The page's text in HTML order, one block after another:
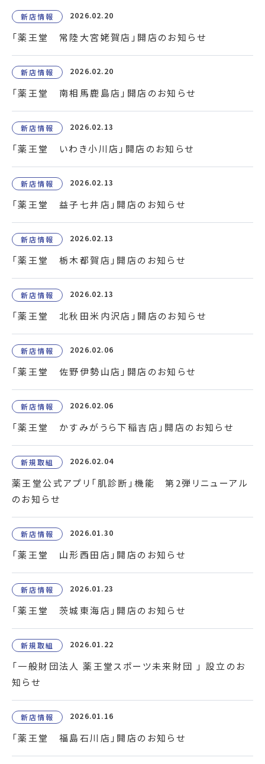
新店情報 2026.02.20
「薬王堂 常陸大宮姥賀店」開店のお知らせ
新店情報 2026.02.20
「薬王堂 南相馬鹿島店」開店のお知らせ
新店情報 2026.02.13
「薬王堂 いわき小川店」開店のお知らせ
新店情報 2026.02.13
「薬王堂 益子七井店」開店のお知らせ
新店情報 2026.02.13
「薬王堂 栃木都賀店」開店のお知らせ
新店情報 2026.02.13
「薬王堂 北秋田米内沢店」開店のお知らせ
新店情報 2026.02.06
「薬王堂 佐野伊勢山店」開店のお知らせ
新店情報 2026.02.06
「薬王堂 かすみがうら下稲吉店」開店のお知らせ
新規取組 2026.02.04
薬王堂公式アプリ「肌診断」機能 第2弾リニューアル
のお知らせ
新店情報 2026.01.30
「薬王堂 山形西田店」開店のお知らせ
新店情報 2026.01.23
「薬王堂 茨城東海店」開店のお知らせ
新規取組 2026.01.22
「一般財団法人 薬王堂スポーツ未来財団 」 設立のお
知らせ
新店情報 2026.01.16
「薬王堂 福島石川店」開店のお知らせ